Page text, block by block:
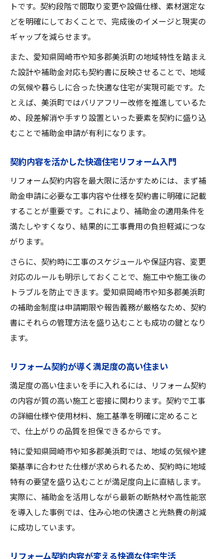
トです。契約段階で間取り変更や設備仕様、素材選定な
どを明確にしておくことで、完成後のイメージと現実の
ギャップを減らせます。
また、愛知県岡崎市や知多郡美浜町の地域特性を踏まえ
た設計や補助金対応も契約書に反映させることで、地域
の気候や暮らしに合った快適な住宅が実現可能です。た
とえば、美浜町ではバリアフリー改修を推進しているた
め、段差解消や手すり設置といった要素を契約に盛り込
むことで補助金申請が有利になります。
契約内容を活かした快適住宅リフォーム入門
リフォーム契約内容を最大限に活かすためには、まず補
助金申請に必要な工事内容や仕様を契約書に明確に記載
することが重要です。これにより、補助金の適用条件を
満たしやすくなり、結果的に工事費用の負担軽減につな
がります。
さらに、契約時に工事のスケジュールや保証内容、変更
対応のルールも明示しておくことで、施工中や施工後の
トラブルを防止できます。愛知県岡崎市や知多郡美浜町
の補助金制度は申請期限や報告義務が厳格なため、契約
書にそれらの管理方法を盛り込むことも成功の鍵となり
ます。
リフォーム契約が導く満足度の高い住まい
満足度の高い住まいを手に入れるには、リフォーム契約
の内容が質の高い施工と密接に関わります。契約で工事
の詳細仕様や使用材料、施工基準を明確に定めること
で、仕上がりの品質を担保できるからです。
特に愛知県岡崎市や知多郡美浜町では、地域の気候や建
築基準に合わせた仕様が求められるため、契約時に地域
特有の要望を盛り込むことが満足度向上に直結します。
実際に、補助金を活用しながら最新の断熱材や高性能窓
を導入した事例では、住み心地の快適さと光熱費の削減
に成功しています。